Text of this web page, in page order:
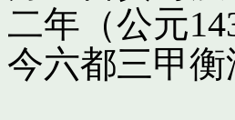
二年（公元
今六都三甲